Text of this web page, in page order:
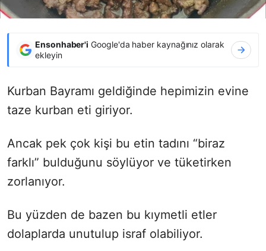
Ensonhaber'i Google'da haber kaynağınız olarak
ekleyin
Kurban Bayramı geldiğinde hepimizin evine
taze kurban eti giriyor.
Ancak pek çok kişi bu etin tadını “biraz
farklı” bulduğunu söylüyor ve tüketirken
zorlanıyor.
Bu yüzden de bazen bu kıymetli etler
dolaplarda unutulup israf olabiliyor.